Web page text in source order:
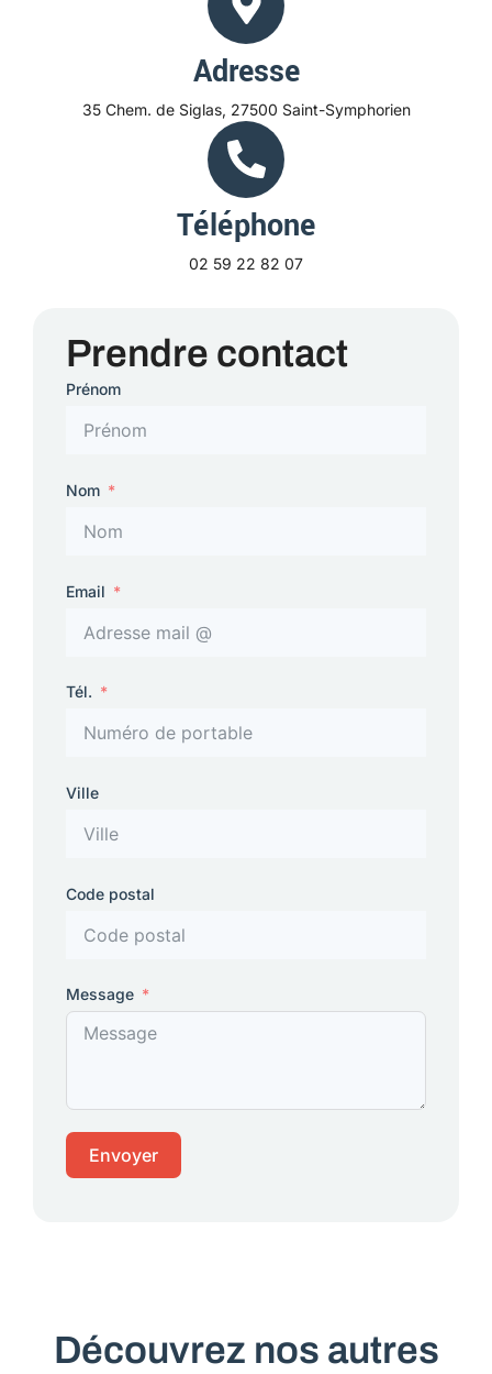
Adresse
35 Chem. de Siglas, 27500 Saint-Symphorien
Téléphone
02 59 22 82 07
Prendre contact
Prénom
Nom
Email
Tél.
Ville
Code postal
Message
Envoyer
Découvrez nos autres